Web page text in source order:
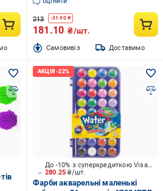
213 -31.90₴
181.10 ₴/шт.
Cамовивіз Доставимо
280.25₴/шт.
До -10% з суперкредиткою Visa Вигода
Фарби акварельні маленькі